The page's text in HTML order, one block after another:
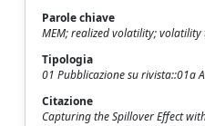
Parole chiave
MEM; realized volatility;
Tipologia
01 Pubblicazione su rivista::01a
Citazione
Capturing the Spillover Effect